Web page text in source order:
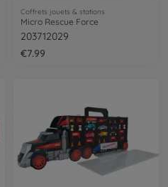
Coffrets jouets & stations
Micro Rescue Force
203712029
€7.99